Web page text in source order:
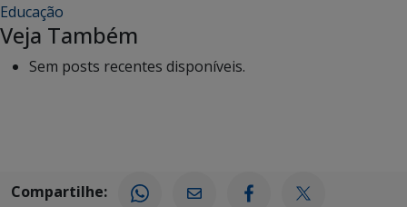
Educação
Veja Também
Sem posts recentes disponíveis.
Compartilhe: